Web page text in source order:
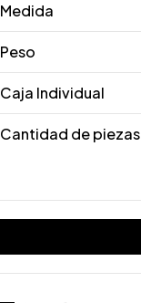
Medida
Peso
Caja Individual
Cantidad de piezas